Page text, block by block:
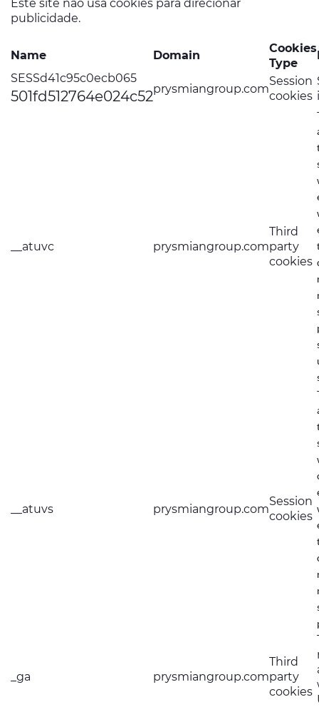
Este site não usa cookies para direcionar
publicidade.
Name Domain
Cookies
Type
SESSd41c95c0ecb065
501fd512764e024c52prysmiangroup.com
Session
cookies
__atuvc prysmiangroup.com
Third
party
cookies
__atuvs prysmiangroup.com
Session
cookies
_ga prysmiangroup.com
Third
party
cookies